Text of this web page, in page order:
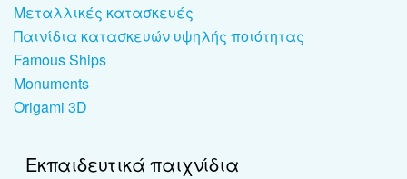
Μεταλλικές κατασκευές
Παινίδια κατασκευών υψηλής ποιότητας
Famous Ships
Monuments
Origami 3D
Εκπαιδευτικά παιχνίδια